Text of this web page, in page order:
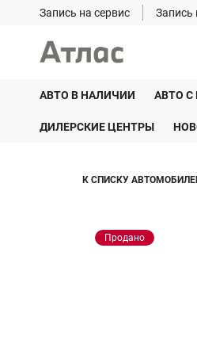
Запись на сервис Запись
АВТО В НАЛИЧИИ АВТО С
ДИЛЕРСКИЕ ЦЕНТРЫ
К СПИСКУ
Продано